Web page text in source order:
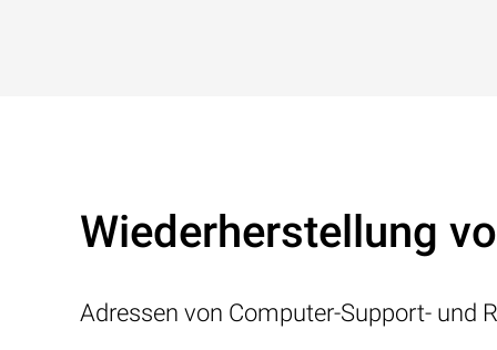
Wiederherstellung
Adressen von Computer-Support- und